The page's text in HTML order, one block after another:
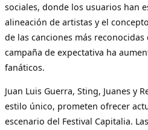
sociales, donde los usuarios han
alineación de artistas y el
de las canciones más
campaña de expectativa ha
fanáticos.
Juan Luis Guerra, Sting, Juanes y
estilo único, prometen ofrecer
escenario del Festival Capitalia.